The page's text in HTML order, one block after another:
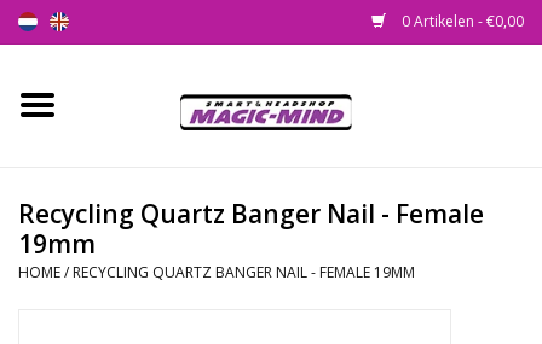
0 Artikelen - €0,00
Home
Smartshop
Recycling Quartz Banger Nail - Female
19mm
HOME/ RECYCLING QUARTZ BANGER NAIL - FEMALE 19MM